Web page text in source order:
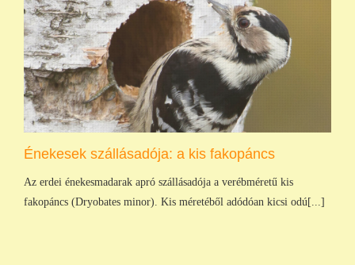
Énekesek szállásadója: a kis fakopáncs
Az erdei énekesmadarak apró szállásadója a verébméretű kis
fakopáncs (Dryobates minor). Kis méretéből adódóan kicsi odú[...]